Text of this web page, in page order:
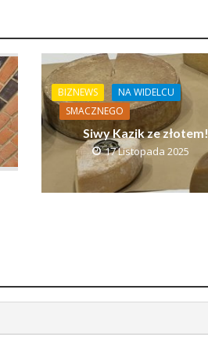
BIZNEWS
NA WIDELCU
SMACZNEGO
Siwy Kazik ze złotem!
17 Listopada 2025